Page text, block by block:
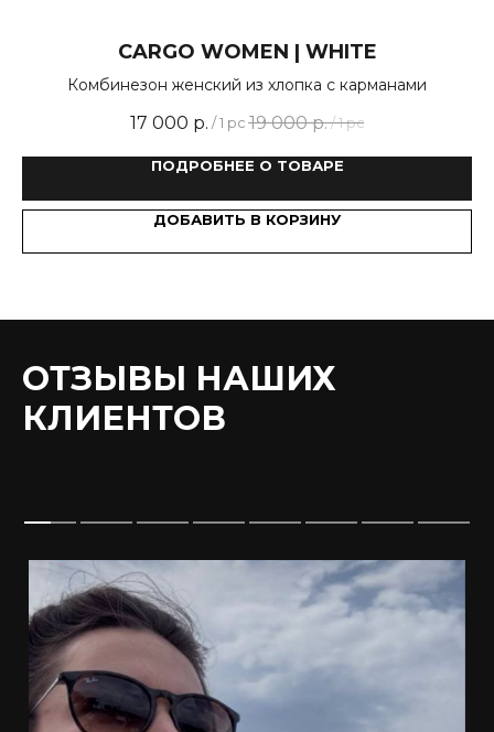
CARGO WOMEN | WHITE
Комбинезон женский из хлопка с карманами
17 000 р. / 1 pc 19 000 р. / 1 pc
ПОДРОБНЕЕ О ТОВАРЕ
ДОБАВИТЬ В КОРЗИНУ
ОТЗЫВЫ НАШИХ
КЛИЕНТОВ